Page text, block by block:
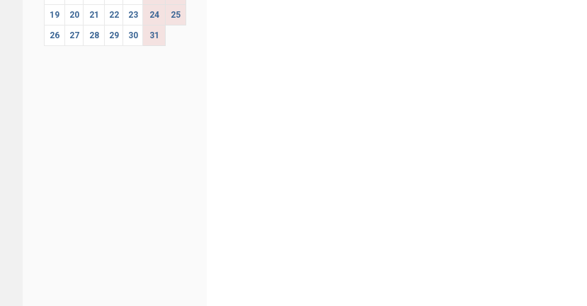
19 20 21 22 23 24 25
26 27 28 29 30 31